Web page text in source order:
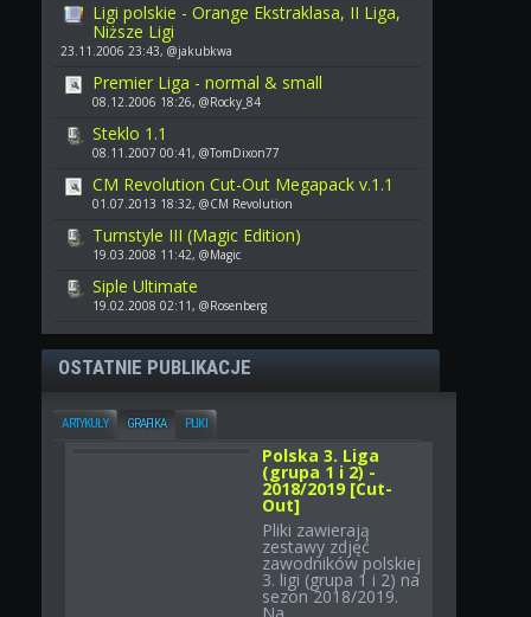
Ligi polskie - Orange Ekstraklasa, II Liga,
Niższe Ligi
23.11.2006 23:43, @jakubkwa
Premier Liga - normal & small
08.12.2006 18:26, @Rocky_84
Steklo 1.1
08.11.2007 00:41, @TomDixon77
CM Revolution Cut-Out Megapack v.1.1
01.07.2013 18:32, @CM Revolution
Turnstyle III (Magic Edition)
19.03.2008 11:42, @Magic
Siple Ultimate
19.02.2008 02:11, @Rosenberg
OSTATNIE PUBLIKACJE
ARTYKUŁY GRAFIKA PLIKI
Polska 3. Liga
(grupa 1 i 2) -
2018/2019 [Cut-
Out]
Pliki zawierają
zestawy zdjęć
zawodników polskiej
3. ligi (grupa 1 i 2) na
sezon 2018/2019.